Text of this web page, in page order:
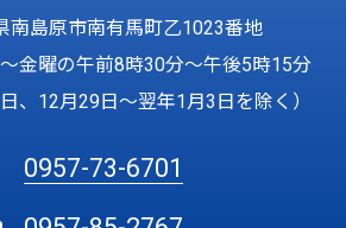
南島原市南有馬町乙1023番地
～金曜の午前8時30分～午後5時15分
、12月29日～翌年1月3日を除く）
0957-73-6701